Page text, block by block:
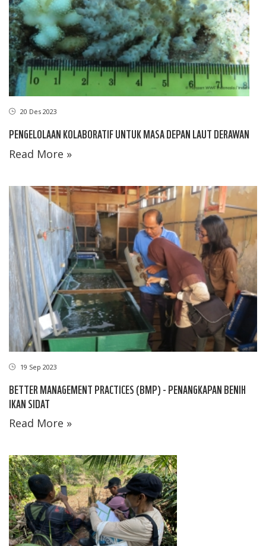
20 Des 2023
PENGELOLAAN KOLABORATIF UNTUK MASA DEPAN LAUT DERAWAN
Read More »
19 Sep 2023
BETTER MANAGEMENT PRACTICES (BMP) - PENANGKAPAN BENIH
IKAN SIDAT
Read More »